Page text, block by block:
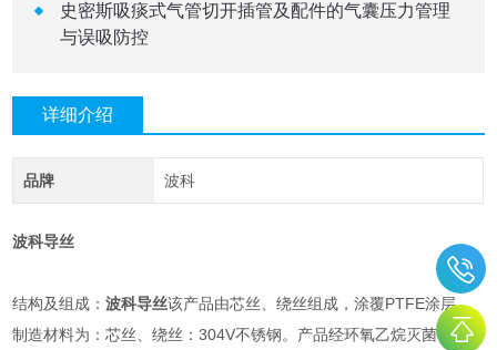
史密斯吸痰式气管切开插管及配件的气囊压力管理
与误吸防控
详细介绍
品牌 波科
波科导丝
结构及组成：波科导丝该产品由芯丝、绕丝组成，涂覆PTFE涂层。
制造材料为：芯丝、绕丝：304V不锈钢。产品经环氧乙烷灭菌，一次